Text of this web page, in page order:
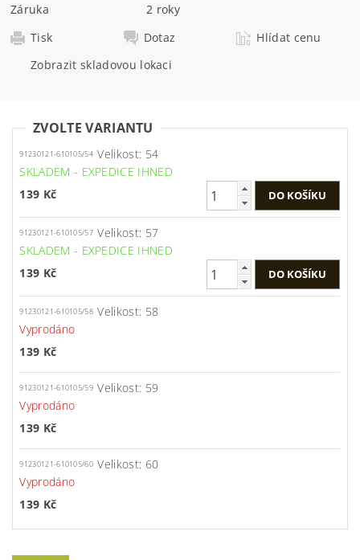
Záruka
2 roky
Tisk
Dotaz
Hlídat cenu
Zobrazit skladovou lokaci
ZVOLTE VARIANTU
91230121-610105/54 Velikost: 54
SKLADEM - EXPEDICE IHNED
139 Kč
91230121-610105/57 Velikost: 57
SKLADEM - EXPEDICE IHNED
139 Kč
91230121-610105/58 Velikost: 58
Vyprodáno
139 Kč
91230121-610105/59 Velikost: 59
Vyprodáno
139 Kč
91230121-610105/60 Velikost: 60
Vyprodáno
139 Kč